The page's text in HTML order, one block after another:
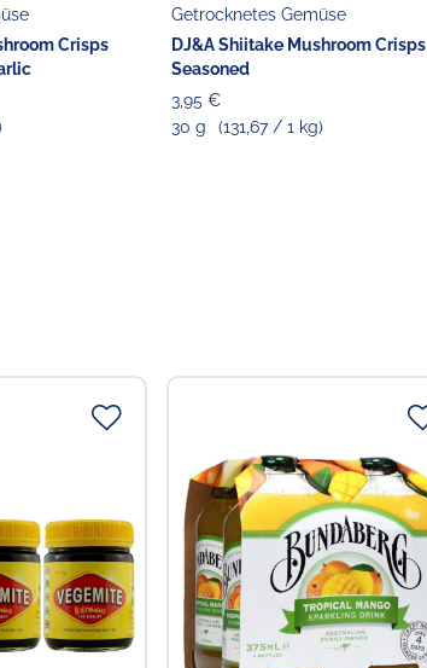
Crisps
Getrocknetes Gemüse
DJ&A Shiitake Mushroom Crisps
Seasoned
3,95 €
30 g
(131,67 / 1 kg)